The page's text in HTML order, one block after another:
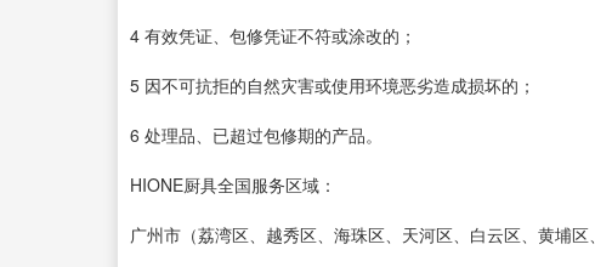
4 有效凭证、包修凭证不符或涂改的；
5 因不可抗拒的自然灾害或使用环境恶劣造成损坏的；
6 处理品、已超过包修期的产品。
HIONE厨具全国服务区域：
广州市（荔湾区、越秀区、海珠区、天河区、白云区、黄埔